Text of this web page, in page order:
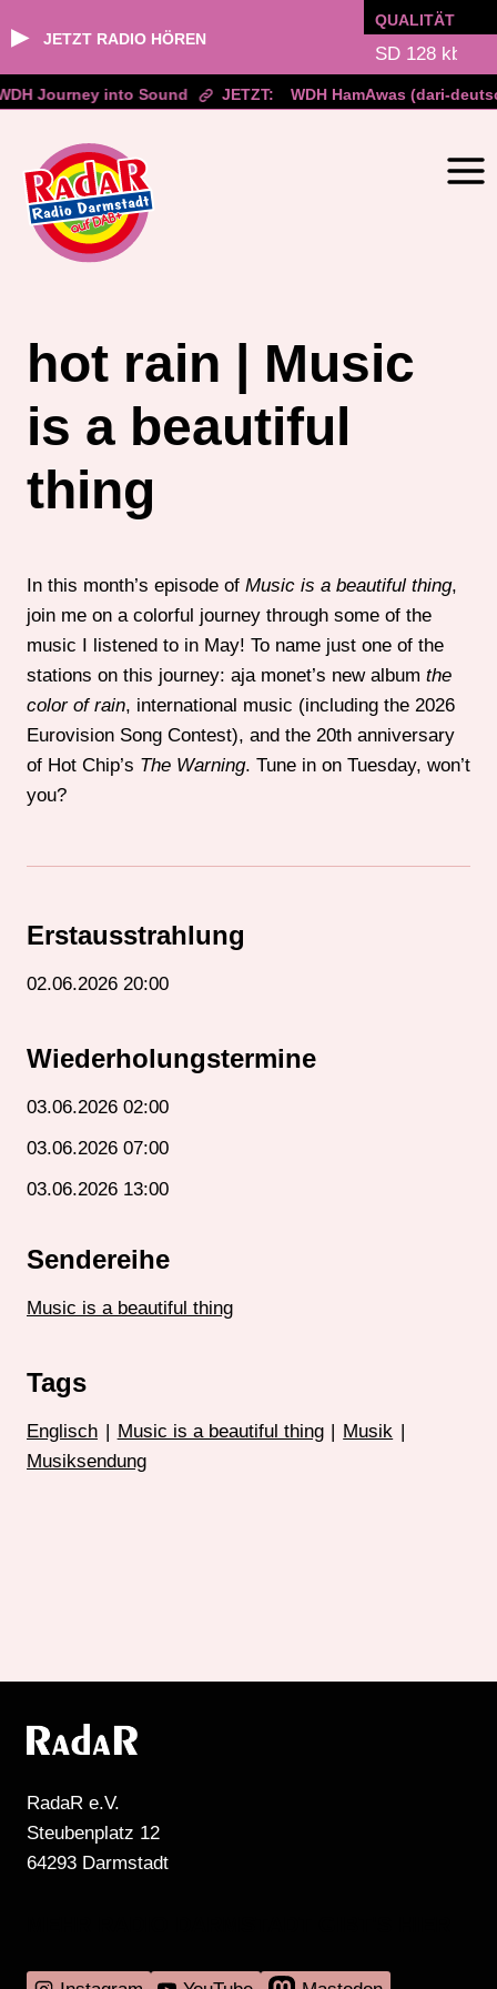
▶ JETZT RADIO HÖREN
QUALITÄT
Journey into Sound JETZT: WDH HamAwas (dari-
springen
hot rain | Music
is a beautiful
thing
In this month’s episode of Music is a beautiful thing,
join me on a colorful journey through some of the
music I listened to in May! To name just one of the
stations on this journey: aja monet’s new album the
color of rain, international music (including the 2026
Eurovision Song Contest), and the 20th anniversary
of Hot Chip’s The Warning. Tune in on Tuesday, won’t
you?
Erstausstrahlung
02.06.2026 20:00
Wiederholungstermine
03.06.2026 02:00
03.06.2026 07:00
03.06.2026 13:00
Sendereihe
Music is a beautiful thing
Tags
Englisch Music is a beautiful thing Musik
Musiksendung
RadaR e.V.
Steubenplatz 12
64293 Darmstadt